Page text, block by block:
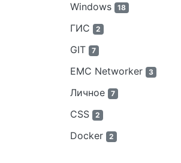
Windows 18
ГИС 2
GIT 7
EMC Networker 3
Личное 7
CSS 2
Docker 2